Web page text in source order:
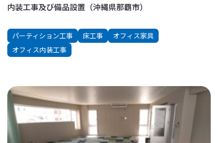
内装工事及び備品設置（沖縄県那覇市）
パーティション工事 床工事
オフィス家具
オフィス内装工事